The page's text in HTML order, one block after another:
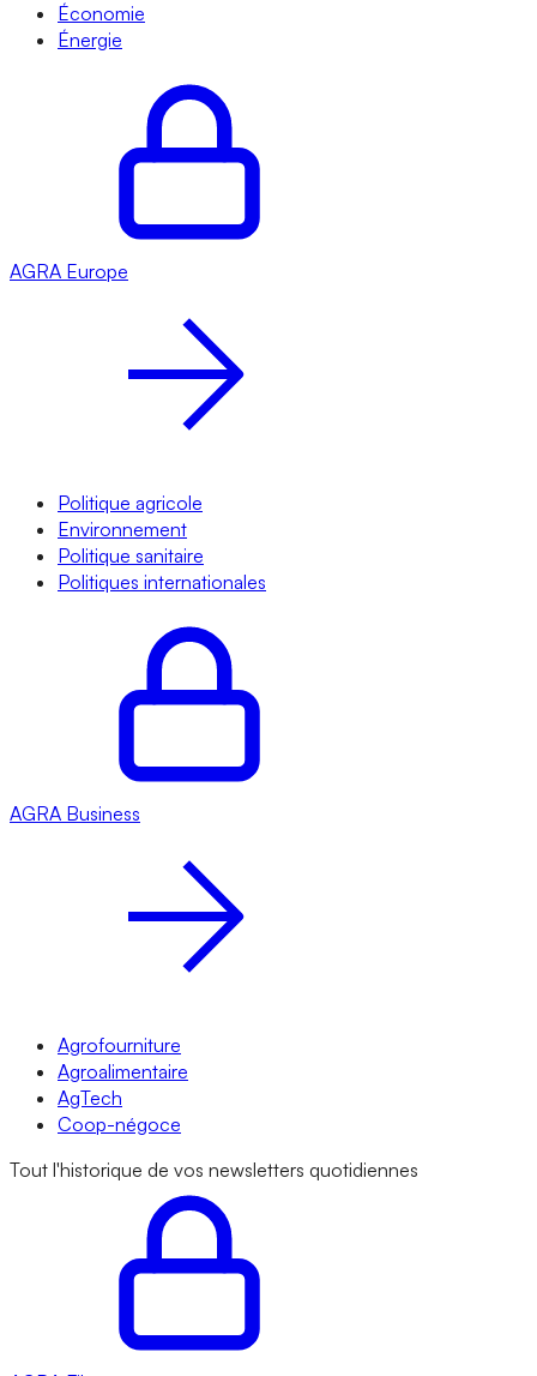
Économie
Énergie
AGRA Europe
Politique agricole
Environnement
Politique sanitaire
Politiques internationales
AGRA Business
Agrofourniture
Agroalimentaire
AgTech
Coop-négoce
Tout l'historique de vos newsletters quotidiennes